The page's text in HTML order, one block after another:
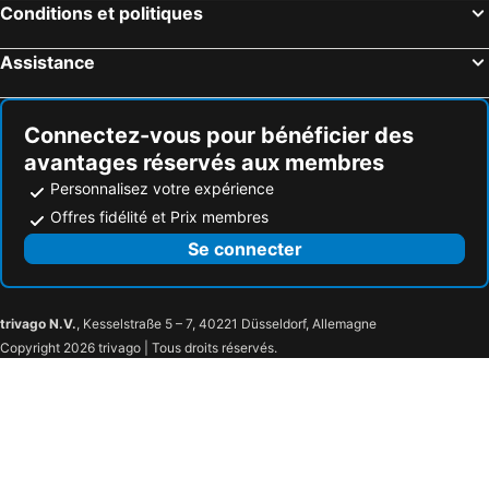
Hôtels Aléria
Hôtels Oletta
Hôtels Taglio-Isolaccio
Conditions et politiques
Assistance
Connectez-vous pour bénéficier des
avantages réservés aux membres
Personnalisez votre expérience
Offres fidélité et Prix membres
Se connecter
trivago N.V., Kesselstraße 5 – 7, 40221 Düsseldorf, Allemagne
Copyright 2026 trivago | Tous droits réservés.